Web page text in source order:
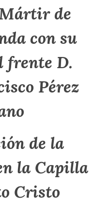
de
con su
frente D.
Pérez
de la
la Capilla
Cristo